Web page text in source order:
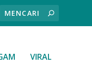
VIRAL